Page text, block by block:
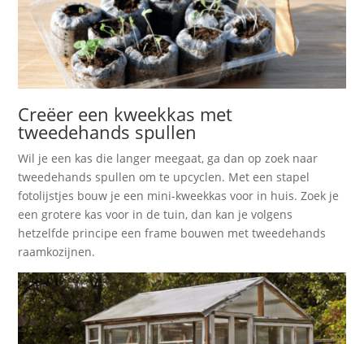
Creëer een kweekkas met
tweedehands spullen
Wil je een kas die langer meegaat, ga dan op zoek naar
tweedehands spullen om te upcyclen. Met een stapel
fotolijstjes bouw je een mini-kweekkas voor in huis. Zoek je
een grotere kas voor in de tuin, dan kan je volgens
hetzelfde principe een frame bouwen met tweedehands
raamkozijnen.